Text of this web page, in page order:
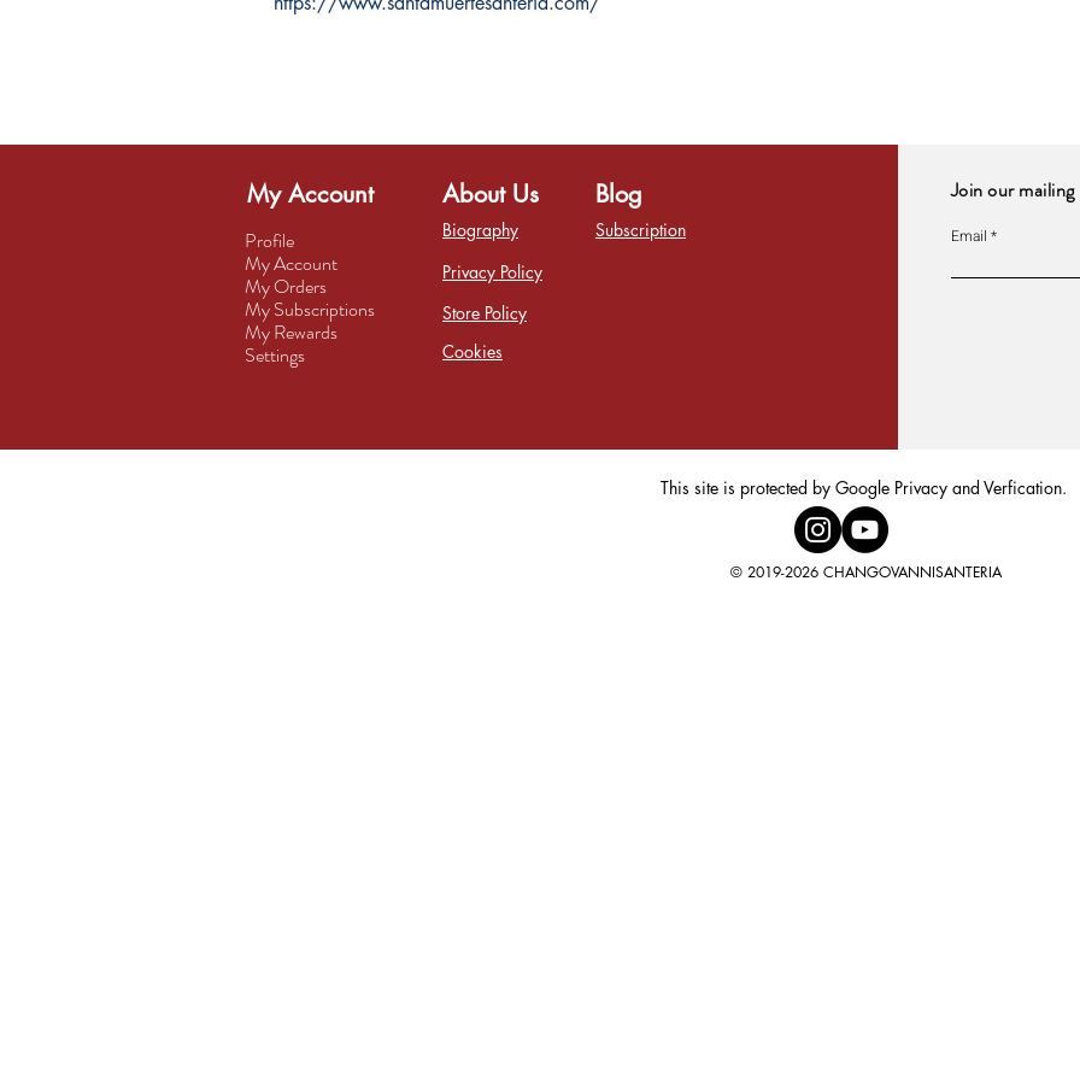
My Account
Profile
My Account
My Orders
My Subscriptions
My Rewards
Settings
About Us
Biography
Privacy Policy
Store Policy
Cookies
Blog
Subscription
Join our
Email
This site is protected by Google Privacy and Verfication.
© 2019-2026 CHANGOVANNISANTERIA